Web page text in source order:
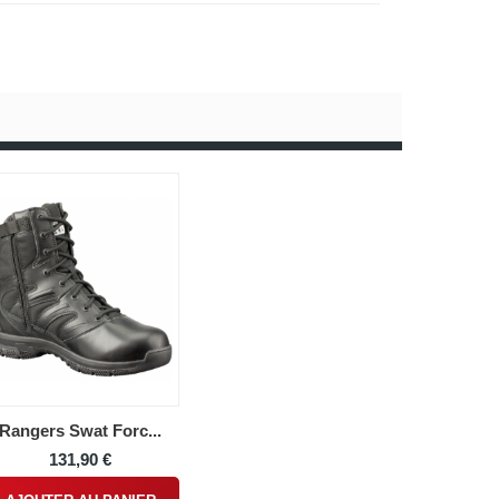
Rangers Swat Forc...
131,90 €